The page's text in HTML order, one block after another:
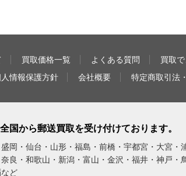
買取価格一覧 よくある質問 買取
情報保護方針 会社概要 特定商取引法
国から郵送買取を受け付けております。
岡・仙台・山形・福島・前橋・宇都宮・大宮
良・和歌山・新潟・富山・金沢・福井・神戸
ど